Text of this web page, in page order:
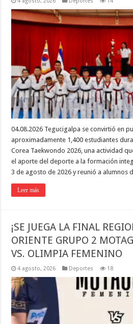
04.08.2026 Tegucigalpa se convirtió en
aproximadamente 1,400 estudiantes
Corea Taekwondo 2026, una actividad
el aporte del deporte a la formación
3 de agosto de 2026 y reunió a alumnos
Leer más
¡SE JUEGA LA FINAL
ORIENTE GRUPO 2
VS. OLIMPIA FEMENINO
4 agosto, 2026 Deportes 18